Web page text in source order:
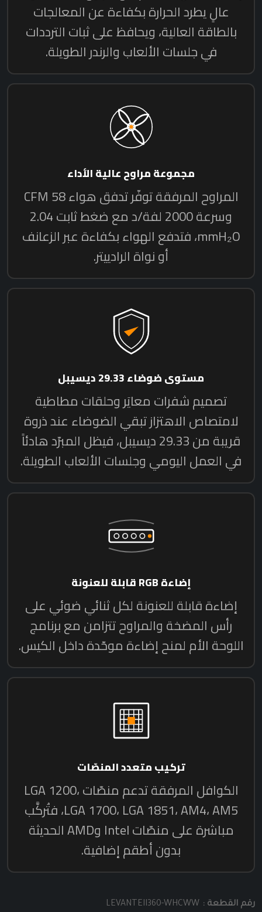
رقم القطعة : LEVANTEII360-WHCWW